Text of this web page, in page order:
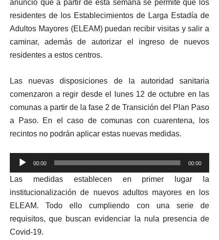
anunció que a partir de esta semana se permite que los
residentes de los Establecimientos de Larga Estadía de
Adultos Mayores (ELEAM) puedan recibir visitas y salir a
caminar, además de autorizar el ingreso de nuevos
residentes a estos centros.
Las nuevas disposiciones de la autoridad sanitaria
comenzaron a regir desde el lunes 12 de octubre en las
comunas a partir de la fase 2 de Transición del Plan Paso
a Paso. En el caso de comunas con cuarentena, los
recintos no podrán aplicar estas nuevas medidas.
Reproductor
de
audio
00:00 00:00
Las medidas establecen en primer lugar la
institucionalización de nuevos adultos mayores en los
ELEAM. Todo ello cumpliendo con una serie de
requisitos, que buscan evidenciar la nula presencia de
Covid-19.